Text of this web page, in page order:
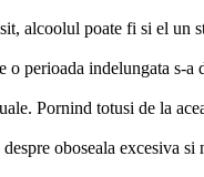
alcoolul poate fi si el un
perioada indelungata s-
Pornind totusi de la
oboseala excesiva